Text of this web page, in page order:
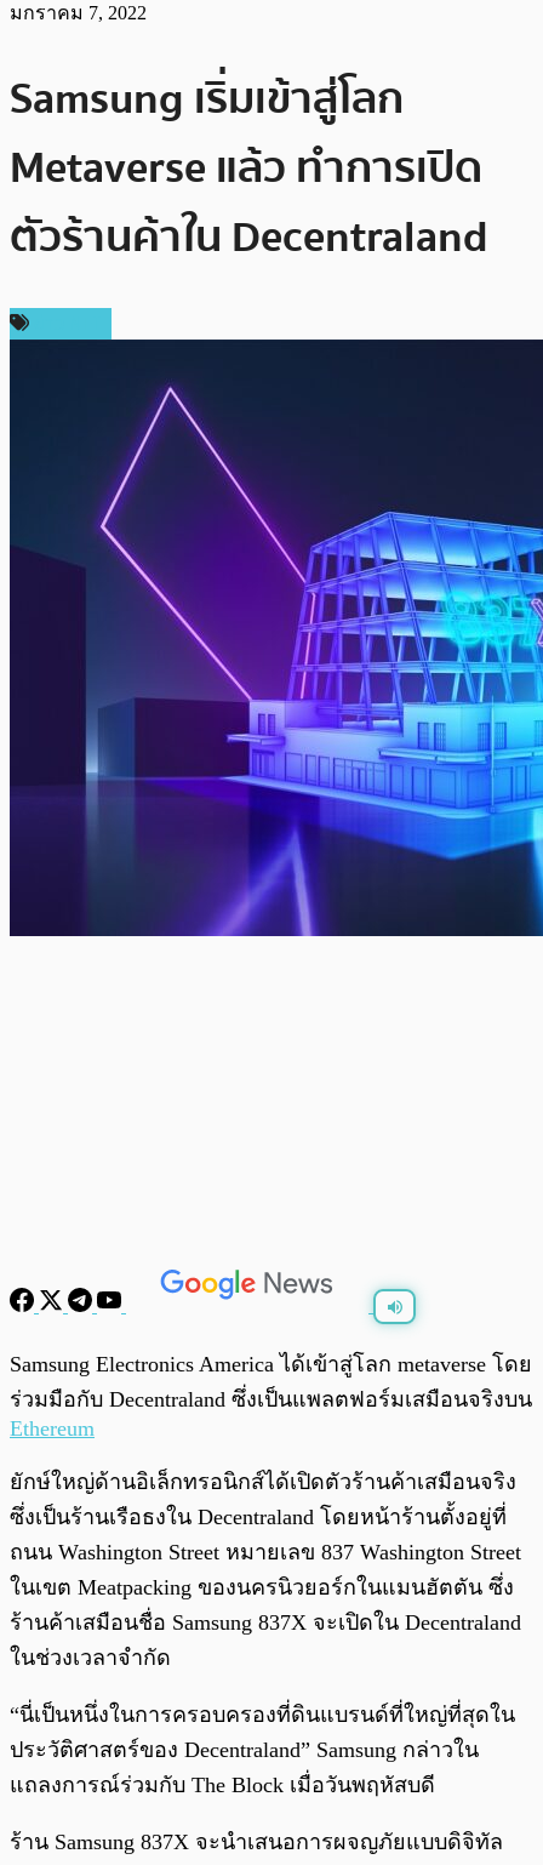
มกราคม 7, 2022
Samsung เริ่มเข้าสู่โลก
Metaverse แล้ว ทำการเปิด
ตัวร้านค้าใน Decentraland
Samsung Electronics America ได้เข้าสู่โลก metaverse โดย
ร่วมมือกับ Decentraland ซึ่งเป็นแพลตฟอร์มเสมือนจริงบน
Ethereum
ยักษ์ใหญ่ด้านอิเล็กทรอนิกส์ได้เปิดตัวร้านค้าเสมือนจริง
ซึ่งเป็นร้านเรือธงใน Decentraland โดยหน้าร้านตั้งอยู่ที่
ถนน Washington Street หมายเลข 837 Washington Street
ในเขต Meatpacking ของนครนิวยอร์กในแมนฮัตตัน ซึ่ง
ร้านค้าเสมือนชื่อ Samsung 837X จะเปิดใน Decentraland
ในช่วงเวลาจำกัด
“นี่เป็นหนึ่งในการครอบครองที่ดินแบรนด์ที่ใหญ่ที่สุดใน
ประวัติศาสตร์ของ Decentraland” Samsung กล่าวใน
แถลงการณ์ร่วมกับ The Block เมื่อวันพฤหัสบดี
ร้าน Samsung 837X จะนำเสนอการผจญภัยแบบดิจิทัล